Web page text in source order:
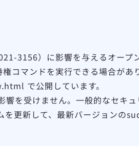
3156）に影響を与えるオープ
コマンドを実行できる場合が
で公開しています。
響を受けません。一般的なセキ
更新して、最新バージョンの